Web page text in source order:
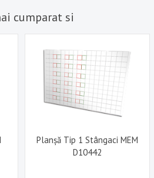
cumparat si
Planșă Tip 1 Stângaci MEM
D10442